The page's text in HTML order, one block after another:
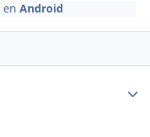
enAndroid